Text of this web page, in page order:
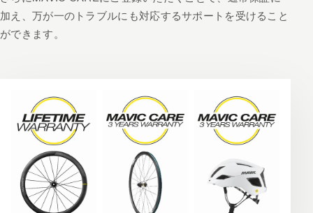
加え、万が一のトラブルにも対応するサポートを受けること
ができます。